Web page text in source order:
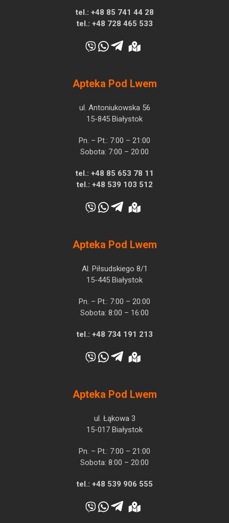
tel.: +48 85 741 44 28
tel.: +48 728 465 533
Apteka Pod Lwem
ul. Antoniukowska 56
15-845 Białystok
Pn. – Pt.: 7:00 – 21:00
Sobota: 7:00 – 20:00
tel.: +48 85 653 78 11
tel.: +48 539 103 512
Apteka Pod Lwem
Al. Piłsudskiego 8/1
15-445 Białystok
Pn. – Pt.: 7:00 – 20:00
Sobota: 8:00 – 16:00
tel.: +48 734 191 213
Apteka Pod Lwem
ul. Łąkowa 3
15-017 Białystok
Pn. – Pt.: 7:00 – 21:00
Sobota: 8:00 – 20:00
tel.: +48 539 906 555